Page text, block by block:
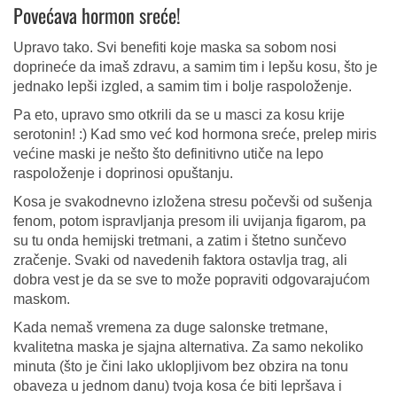
Povećava hormon sreće!
Upravo tako. Svi benefiti koje maska sa sobom nosi
doprineće da imaš zdravu, a samim tim i lepšu kosu, što je
jednako lepši izgled, a samim tim i bolje raspoloženje.
Pa eto, upravo smo otkrili da se u masci za kosu krije
serotonin! :) Kad smo već kod hormona sreće, prelep miris
većine maski je nešto što definitivno utiče na lepo
raspoloženje i doprinosi opuštanju.
Kosa je svakodnevno izložena stresu počevši od sušenja
fenom, potom ispravljanja presom ili uvijanja figarom, pa
su tu onda hemijski tretmani, a zatim i štetno sunčevo
zračenje. Svaki od navedenih faktora ostavlja trag, ali
dobra vest je da se sve to može popraviti odgovarajućom
maskom.
Kada nemaš vremena za duge salonske tretmane,
kvalitetna maska je sjajna alternativa. Za samo nekoliko
minuta (što je čini lako uklopljivom bez obzira na tonu
obaveza u jednom danu) tvoja kosa će biti lepršava i